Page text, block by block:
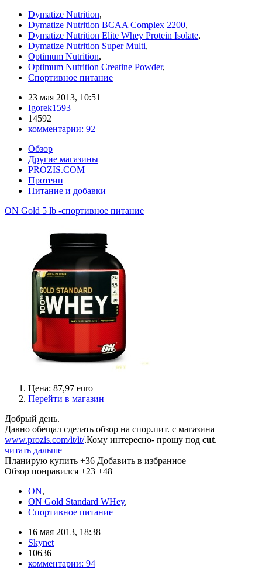
Dymatize Nutrition,
Dymatize Nutrition BCAA Complex 2200,
Dymatize Nutrition Elite Whey Protein Isolate,
Dymatize Nutrition Super Multi,
Optimum Nutrition,
Optimum Nutrition Creatine Powder,
Спортивное питание
23 мая 2013, 10:51
Igorek1593
14592
комментарии: 92
Обзор
Другие магазины
PROZIS.COM
Протеин
Питание и добавки
ON Gold 5 lb -спортивное питание
Цена: 87,97 euro
Перейти в магазин
Добрый день.
Давно обещал сделать обзор на спор.пит. с магазина
www.prozis.com/it/it/.Кому интересно- прошу под cut.
читать дальше
Планирую купить +36 Добавить в избранное
Обзор понравился +23 +48
ON,
ON Gold Standard WHey,
Спортивное питание
16 мая 2013, 18:38
Skynet
10636
комментарии: 94